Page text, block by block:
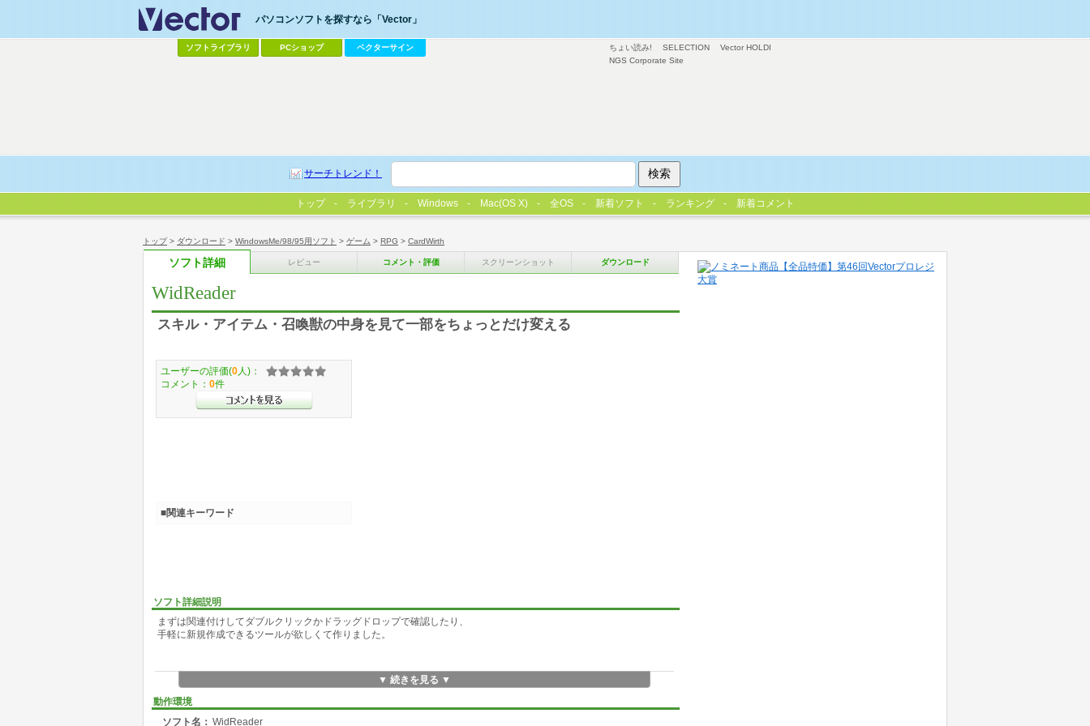
トップ> ダウンロード > WindowsMe/98/95用ソフト > ゲーム > RPG > CardWirth
ソフト詳細 レビュー コメント・評価 スクリーンショット ダウンロード
WidReader
スキル・アイテム・召喚獣の中身を見て一部をちょっとだけ変える
ソフト詳細説明
まずは関連付けしてダブルクリックかドラッグドロップで確認したり、
手軽に新規作成できるツールが欲しくて作りました。
▼ 続きを見る ▼
動作環境
ソフト名： WidReader
ユーザーの評価(0 人)：
コメント： 0件
■関連キーワード
ちょい読み! SELECTION
Vector HOLDI
NGS Corporate Site
パソコンソフトを探すなら「Vector」
ソフトライブラリ PCショップ ベクターサイン
サーチトレンド！
トップ ライブラリ Windows Mac(OS X) 全OS 新着ソフト ランキング 新着コメント